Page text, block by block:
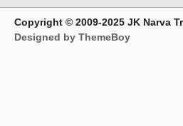
Copyright © 2009-2025 JK Narva
Designed by ThemeBoy